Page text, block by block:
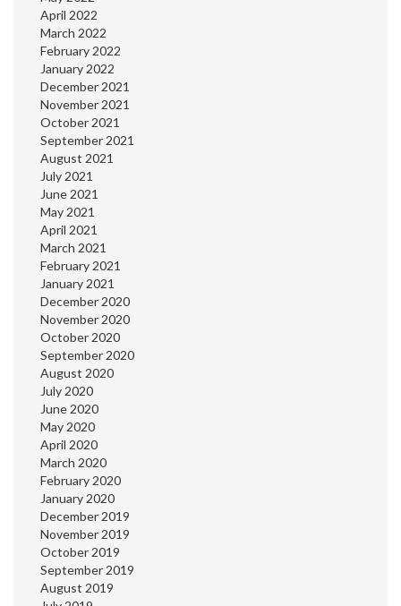
April 2022
March 2022
February 2022
January 2022
December 2021
November 2021
October 2021
September 2021
August 2021
July 2021
June 2021
May 2021
April 2021
March 2021
February 2021
January 2021
December 2020
November 2020
October 2020
September 2020
August 2020
July 2020
June 2020
May 2020
April 2020
March 2020
February 2020
January 2020
December 2019
November 2019
October 2019
September 2019
August 2019